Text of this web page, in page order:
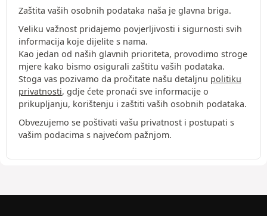
Zaštita vaših osobnih podataka naša je glavna briga.
Veliku važnost pridajemo povjerljivosti i sigurnosti svih
informacija koje dijelite s nama.
Kao jedan od naših glavnih prioriteta, provodimo stroge
mjere kako bismo osigurali zaštitu vaših podataka.
Stoga vas pozivamo da pročitate našu detaljnu politiku
privatnosti, gdje ćete pronaći sve informacije o
prikupljanju, korištenju i zaštiti vaših osobnih podataka.
Obvezujemo se poštivati vašu privatnost i postupati s
vašim podacima s najvećom pažnjom.